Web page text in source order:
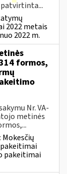
2022 metais
2022 m.
formos,
Nr. VA-
metinės
Mokesčių
pakeitimai